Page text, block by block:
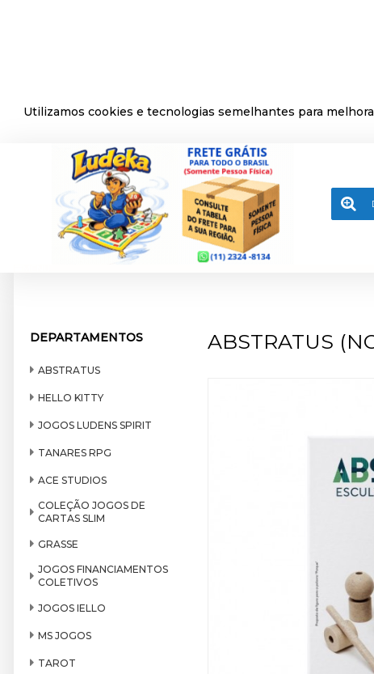
Utilizamos cookies e tecnologias semelhantes para
DEPARTAMENTOS
ABSTRATUS
HELLO KITTY
JOGOS LUDENS SPIRIT
TANARES RPG
ACE STUDIOS
COLEÇÃO JOGOS DE
CARTAS SLIM
GRASSE
JOGOS FINANCIAMENTOS
COLETIVOS
JOGOS IELLO
MS JOGOS
TAROT
ABSTRATUS